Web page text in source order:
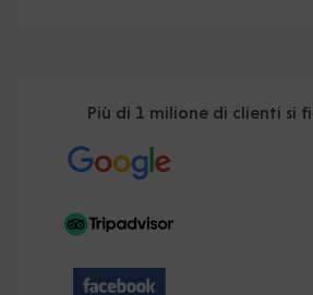
Più di 1 milione di clienti si